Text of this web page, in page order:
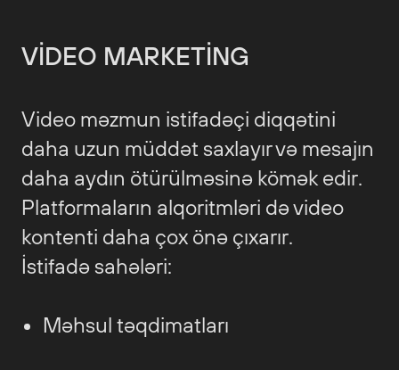
VIDEO MARKETING
Video məzmun istifadəçi diqqətini
daha uzun müddət saxlayır və mesajın
daha aydın ötürülməsinə kömək edir.
Platformaların alqoritmləri də video
kontenti daha çox önə çıxarır.
İstifadə sahələri:
Məhsul təqdimatları